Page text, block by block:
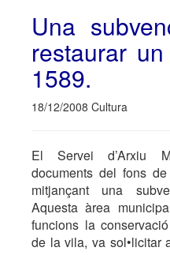
Una
restaurar
1589.
18/12/2008 Cultura
El Servei d’Arxiu
documents del fons de
mitjançant una
Aquesta àrea
funcions la
de la vila, va sol•licitar